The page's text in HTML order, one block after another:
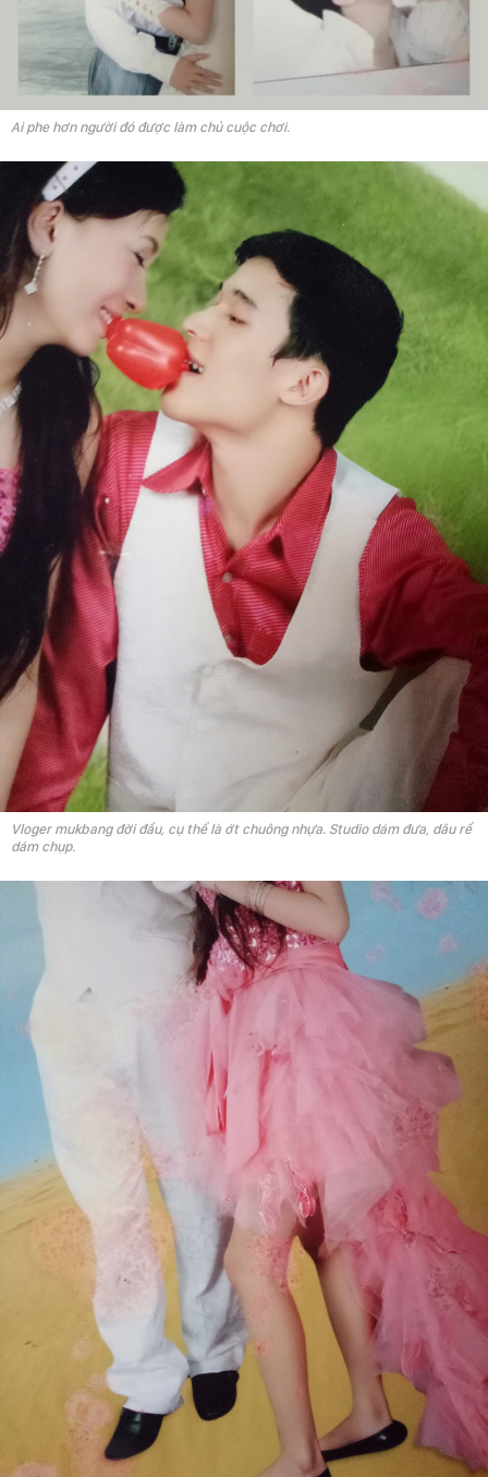
Ai phe hơn người đó được làm chủ cuộc chơi.
Vloger mukbang đời đầu, cụ thể là ớt chuông nhựa. Studio dám đưa, dâu rể
dám chụp.